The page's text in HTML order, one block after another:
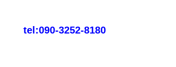
tel:090-3252-8180